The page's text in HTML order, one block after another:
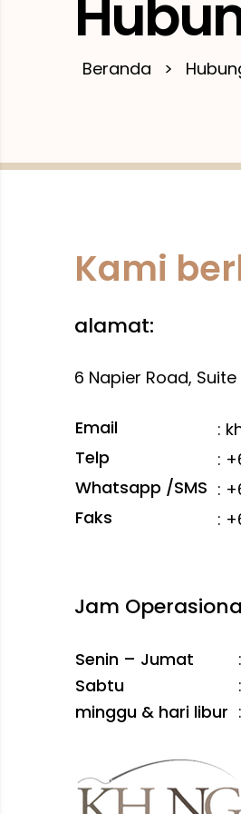
Beranda >
Kami
alamat:
6 Napier Road,
Email :
Telp
:
Whatsapp /SMS :
Faks
:
Jam
Senin – Jumat
Sabtu
minggu & hari libur